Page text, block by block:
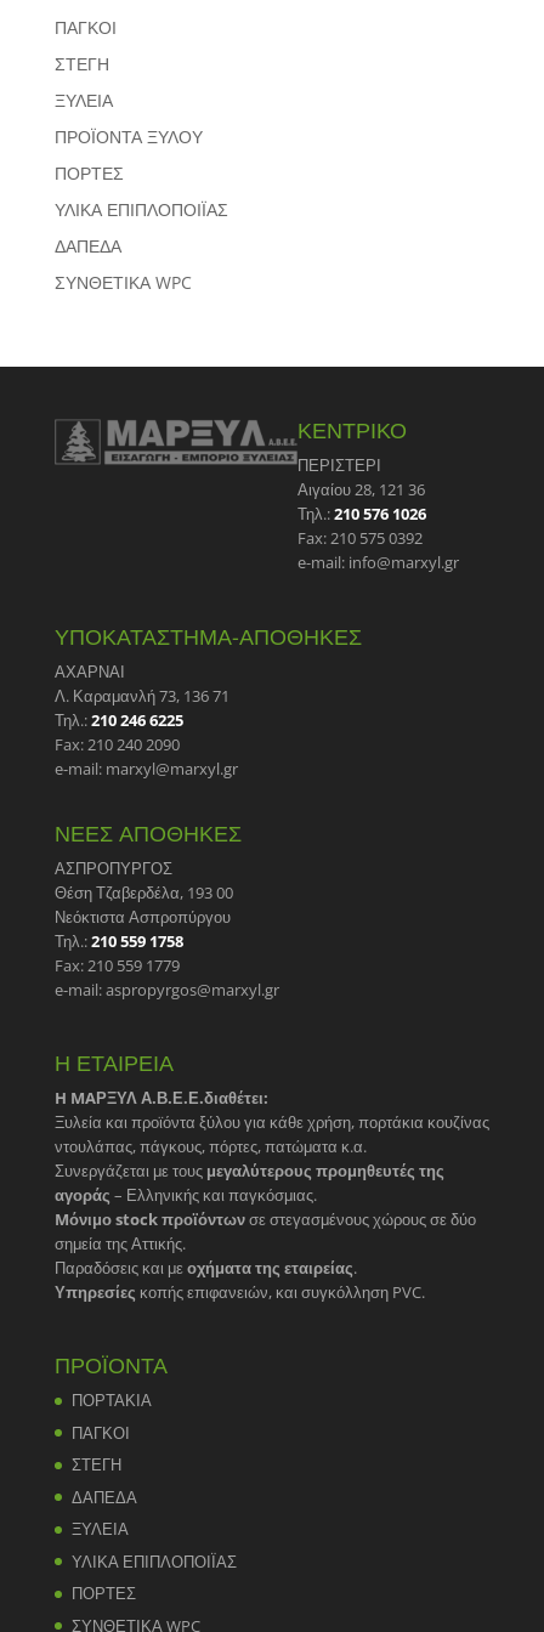
ΠΑΓΚΟΙ
ΣΤΕΓΗ
ΞΥΛΕΙΑ
ΠΡΟΪΟΝΤΑ ΞΥΛΟΥ
ΠΟΡΤΕΣ
ΥΛΙΚΑ ΕΠΙΠΛΟΠΟΙΪΑΣ
ΔΑΠΕΔΑ
ΣΥΝΘΕΤΙΚΑ WPC
ΚΕΝΤΡΙΚΟ
ΠΕΡΙΣΤΕΡΙ
Αιγαίου 28, 121 36
Τηλ.:210 576 1026
Fax: 210 575 0392
e-mail: info@marxyl.gr
ΥΠΟΚΑΤΑΣΤΗΜΑ-ΑΠΟΘΗΚΕΣ
ΑΧΑΡΝΑΙ
Λ. Καραμανλή 73, 136 71
Τηλ.:210 246 6225
Fax: 210 240 2090
e-mail: marxyl@marxyl.gr
ΝΕΕΣ ΑΠΟΘΗΚΕΣ
ΑΣΠΡΟΠΥΡΓΟΣ
Θέση Τζαβερδέλα, 193 00
Νεόκτιστα Ασπροπύργου
Τηλ.:210 559 1758
Fax: 210 559 1779
e-mail: aspropyrgos@marxyl.gr
Η ΕΤΑΙΡΕΙΑ
H MAΡΞΥΛ Α.Β.Ε.Ε.διαθέτει:
Ξυλεία και προϊόντα ξύλου για κάθε χρήση, πορτάκια κουζίνας
ντουλάπας, πάγκους, πόρτες, πατώματα κ.α.
Συνεργάζεται με τους μεγαλύτερους προμηθευτές της
αγοράς – Ελληνικής και παγκόσμιας.
Mόνιμο stock προϊόντωνσε στεγασμένους χώρους σε δύο
σημεία της Αττικής.
Παραδόσεις και μεοχήματα της εταιρείας.
Υπηρεσίες κοπής επιφανειών, και συγκόλληση PVC.
ΠΡΟΪΟΝΤΑ
ΠΟΡΤΑΚΙΑ
ΠΑΓΚΟΙ
ΣΤΕΓΗ
ΔΑΠΕΔΑ
ΞΥΛΕΙΑ
ΥΛΙΚΑ ΕΠΙΠΛΟΠΟΙΪΑΣ
ΠΟΡΤΕΣ
ΣΥΝΘΕΤΙΚΑ WPC